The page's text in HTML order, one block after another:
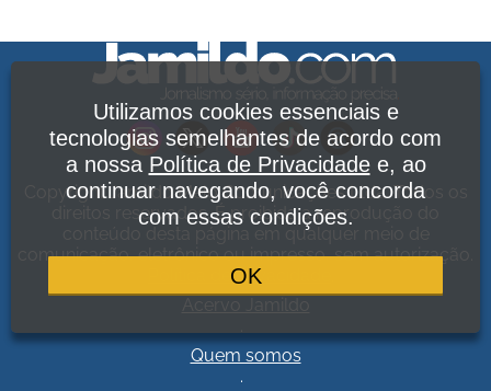
Copyright Jamildo Melo Comunicações Ltda. Todos os
direitos reservados. É proibida a reprodução do
conteúdo desta página em qualquer meio de
comunicação, eletrônico ou impresso, sem autorização.
Política de Privacidade
Quem somos
.
Utilizamos cookies essenciais e
tecnologias semelhantes de acordo com
a nossa Política de Privacidadee, ao
continuar navegando, você concorda
com essas condições.
OK